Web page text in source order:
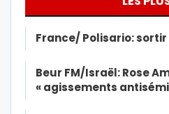
France/ Polisario:
Beur FM/Israël: Rose
« agissements